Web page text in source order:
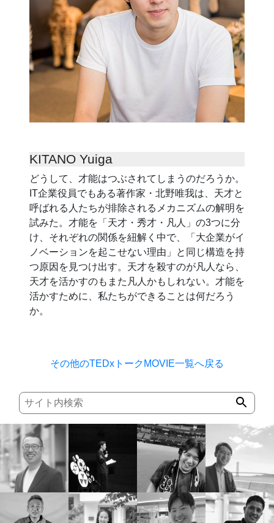
KITANO Yuiga
どうして、才能はつぶされてしまうのだろうか。
IT企業役員でもある著作家・北野唯我は、天才と
呼ばれる人たちが排除されるメカニズムの解明を
試みた。才能を「天才・秀才・凡人」の3つに分
け、それぞれの関係を紐解く中で、「大企業がイ
ノベーションを起こせない理由」と同じ構造を持
つ原因を見つけ出す。天才を殺すのが凡人なら、
天才を活かすのもまた凡人かもしれない。才能を
活かすために、私たちができることは何だろう
か。
その他のTEDxトークMOVIE一覧へ戻る